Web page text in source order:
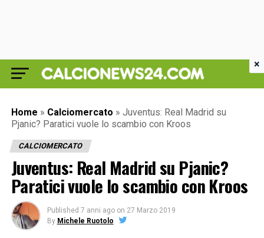
Home » Calciomercato » Juventus: Real Madrid su
Pjanic? Paratici vuole lo scambio con Kroos
CALCIOMERCATO
Juventus: Real Madrid su Pjanic?
Paratici vuole lo scambio con Kroos
Published 7 anni ago on 27 Marzo 2019
By Michele Ruotolo
×